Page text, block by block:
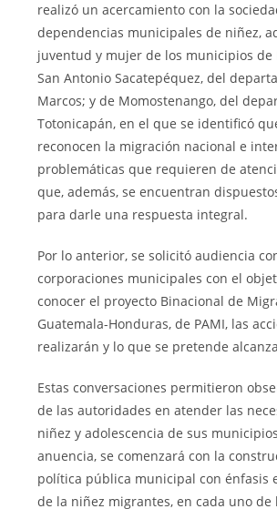
realizó un acercamiento con la
dependencias municipales de niñez,
juventud y mujer de los municipios de
San Antonio Sacatepéquez, del
Marcos; y de Momostenango, del
Totonicapán, en el que se identificó
reconocen la migración nacional e
problemáticas que requieren de
que, además, se encuentran
para darle una respuesta integral.
Por lo anterior, se solicitó audiencia
corporaciones municipales con el
conocer el proyecto Binacional de
Guatemala-Honduras, de PAMI, las
realizarán y lo que se pretende
Estas conversaciones permitieron
de las autoridades en atender las
niñez y adolescencia de sus
anuencia, se comenzará con la
política pública municipal con énfasis
de la niñez migrantes, en cada uno de